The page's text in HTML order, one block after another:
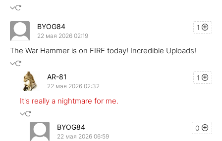
1
BYOG84
22 мая 2026 02:19
The War Hammer is on FIRE today! Incredible Uploads!
1
AR-81
22 мая 2026 02:32
It's really a nightmare for me.
0
BYOG84
22 мая 2026 06:59